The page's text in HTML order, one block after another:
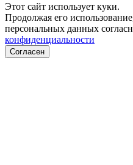
Этот сайт использует куки.
Продолжая его
персональных данных
конфиденциальности
Согласен